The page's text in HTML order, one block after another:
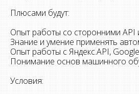
Плюсами будут:
Опыт работы со сторонними API
Знание и умение применять
Опыт работы с Яндекс.API,
Понимание основ машинного
Условия: